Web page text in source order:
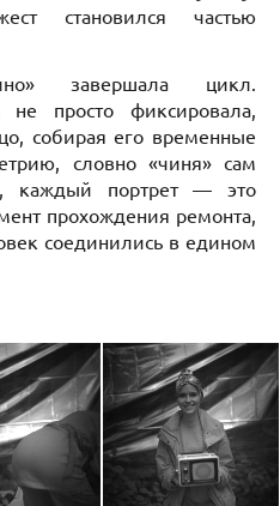
становился частью
завершала цикл.
просто фиксировала,
собирая его временные
словно «чиня» сам
каждый портрет — это
прохождения ремонта,
соединились в едином